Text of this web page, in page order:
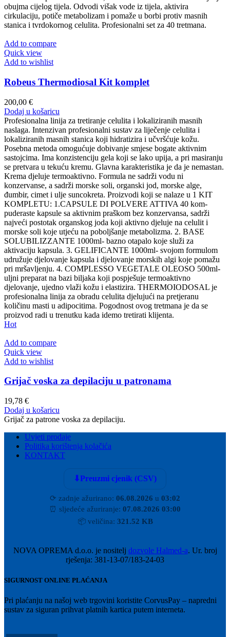
obujma cijelog tijela. Odvodi višak vode iz tijela, aktivira
cirkulaciju, potiče metabolizam i pomaže u borbi protiv masnih
stanica i tvrdokornog celulita. Profesionalni set za 40 tretmana.
Add to compare
Quick view
Add to wishlist
Robeus Thermodiosal Kit komplet
200,00 €
Dodaj u košaricu
Profesionalna linija za tretiranje celulita i lokaliziranih masnih
naslaga. Intenzivan profesionalni sustav za liječenje celulita i
lokaliziranih masnih stanica koji hidratizira i učvršćuje kožu.
Posebna metoda omogućuje dobivanje smjese bogate aktivnim
sastojcima. Ima konzistenciju gela koji se lako upija, a pri masiranju
se pretvara u tekuću kremu. Glavna karakteristika je da je nemastan.
Krema djeluje termoaktivno. Formula ne sadrži vodu ni
konzervanse, a sadrži morske soli, organski jod, morske alge,
đumbir, cimet i ulje suncokreta. Proizvodi koji se nalaze u 1 KIT
KOMPLETU: 1.CAPSULE DI POLVERE ATTIVA 40 kom-
puderaste kapsule sa aktivnim praškom bez konzervansa, sadrži
najveći postotak organskog joda koji aktivno djeluje na celulit i
morske soli koje utjeću na poboljšanje metabolizma. 2. BASE
SOLUBILIZZANTE 1000ml- bazno otapalo koje služi za
aktivaciju kapsula. 3. GELIFICANTE 1000ml- svojom formulom
udružuje djelovanje kapsula i djelovanje morskih algi koje pomažu
pri mršavljenju. 4. COMPLESSO VEGETALE OLEOSO 500ml-
uljni preparat na bazi biljaka koji pospješuje termoaktivno
djelovanje, ujedno vlaži kožu i elastizira. THERMOIODOSAL je
profesionalna linija za obradu celulita djelujući na pretjeranu
količinu masti u adipocitima. Pogodnost ovog tretmana je da se
proizvod radi u trenutku kada idemo tretirati klijenta.
Hot
Add to compare
Quick view
Add to wishlist
Grijač voska za depilaciju u patronama
19,78 €
Dodaj u košaricu
Grijač za patrone voska za depilaciju.
Uvjeti prodaje
Politika korištenja kolačića
KONTAKT
⬇Preuzmi cjenik (CSV)
⟳ zadnje ažurirano: 06.08.2026 u 03:02
⏰ sljedeće ažuriranje: 07.08.2026 03:00
📦veličina: 321.52 KB
NOVA OPREMA d.o.o. je nositelj dozvole Halmed-a. Ur. broj
rješenja: 381-13-07/183-24-03
SIGURNOST ONLINE PLAĆANJA
Pri plaćanju na našoj web trgovini koristite CorvusPay – napredni
sustav za siguran prihvat platnih kartica putem interneta.